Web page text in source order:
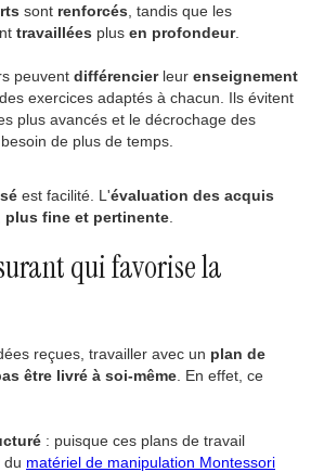
sont renforcés , tandis que les
travaillées plus en profondeur.
peuvent différencier leur enseignement
exercices adaptés à chacun. Ils évitent
plus avancés et le décrochage des
de plus de temps.
est facilité. L'évaluation des acquis
plus fine et pertinente
qui favorise la
reçues, travailler avec un plan de
être livré à soi-même . En effet, ce
: puisque ces plans de travail
du matériel de manipulation Montessori